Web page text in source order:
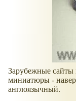
Зарубежные сайты
миниатюры -
англоязычный.